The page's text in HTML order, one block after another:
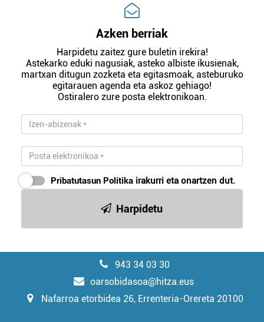
Azken berriak
Harpidetu zaitez gure buletin irekira!
Astekarko eduki nagusiak, asteko albiste ikusienak,
martxan ditugun zozketa eta egitasmoak, asteburuko
egitarauen agenda eta askoz gehiago!
Ostiralero zure posta elektronikoan.
Pribatutasun Politika irakurri eta onartzen dut.
Harpidetu
943 34 03 30
oarsobidasoa@hitza.eus
Nafarroa etorbidea 26, Errenteria-Orereta 20100